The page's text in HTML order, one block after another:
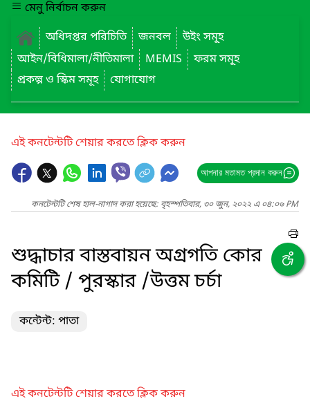
মেনু নির্বাচন করুন
অধিদপ্তর পরিচিতি
জনবল
উইং সমূ্হ
আইন/বিধিমালা/নীতিমালা
MEMIS
ফরম সমূ্হ
প্রকল্প ও স্কিম সমূহ
যোগাযোগ
এই কনটেন্টটি শেয়ার করতে ক্লিক করুন
আপনার মতামত প্রদান করুন
কনটেন্টটি শেষ হাল-নাগাদ করা হয়েছে: বৃহস্পতিবার, ৩০ জুন, ২০২২ এ ০৪:০৬ PM
শুদ্ধাচার বাস্তবায়ন অগ্রগতি কোর
কমিটি / পুরস্কার /উত্তম চর্চা
কন্টেন্ট: পাতা
এই কনটেন্টটি শেয়ার করতে ক্লিক করুন